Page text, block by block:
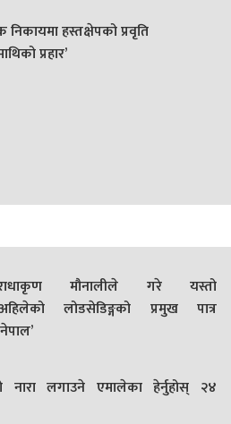
निकायमा हस्तक्षेपको प्रवृति
प्रहार’
मौनालीले गरे यस्तो
लोडसेडिङ्गको प्रमुख पात्र
नारा लगाउने एमालेका हेर्नुहोस् २४